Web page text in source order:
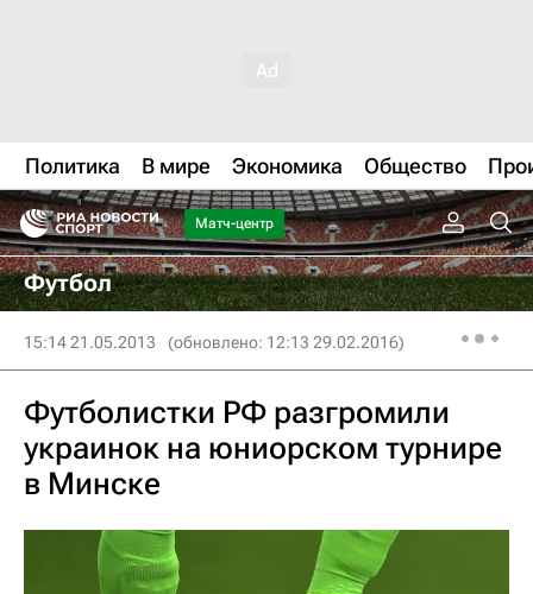
Политика В мире Экономика Общество
Матч-центр
Футбол
15:14 21.05.2013 (обновлено: 12:13 29.02.2016)
Футболистки РФ разгромили
украинок на юниорском турнире
в Минске